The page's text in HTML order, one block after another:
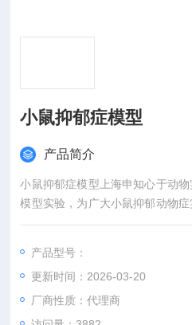
小鼠抑郁症模型
产品简介
小鼠抑郁症模型上海申知心于动
模型实验，为广大小鼠抑郁动物症
郁症动物模型。
产品型号：
更新时间：2026-03-20
厂商性质：代理商